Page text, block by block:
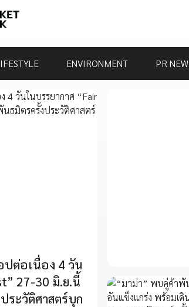
ENVIRONMENT PR
ปต่อเนื่อง 4 วัน
27-30 มิ.ย.นี้
ระวัติศาสตร์บุก